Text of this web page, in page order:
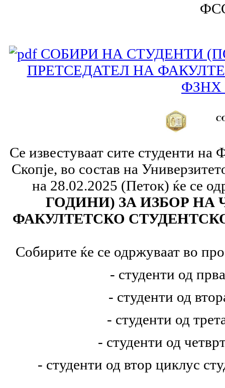
СОБИРИ НА СТУДЕНТИ
ПРЕТСЕДАТЕЛ НА
ФЗНХ
Се известуваат сите студенти на
Скопје, во состав на
на 28.02.2025 (Петок) ќе се
ГОДИНИ) ЗА ИЗБОР НА
ФАКУЛТЕТСКО
Собирите ќе се одржуваат во
- студенти од
- студенти од
- студенти од
- студенти од
- студенти од втор циклус